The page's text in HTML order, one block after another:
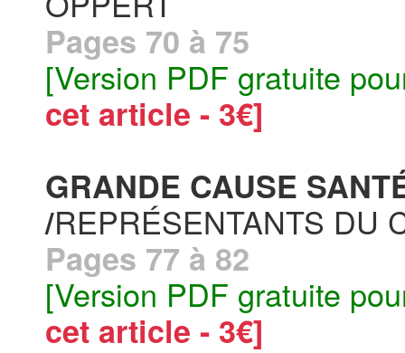
Pages 70 à 75
[Version PDF gratuite
cet article - 3€]
GRANDE CAUSE
/REPRÉSENTANTS DU
Pages 77 à 82
[Version PDF gratuite
cet article - 3€]